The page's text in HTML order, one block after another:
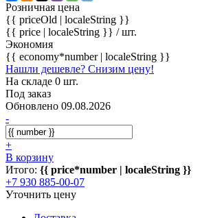
Розничная цена
{{ priceOld | localeString }}
{{ price | localeString }} / шт.
Экономия
{{ economy*number | localeString }}
Нашли дешевле? Снизим цену!
На складе 0 шт.
Под заказ
Обновлено 09.08.2026
-
+
В корзину
Итого: {{ price*number | localeString }}
+7 930 885-00-07
Уточнить цену